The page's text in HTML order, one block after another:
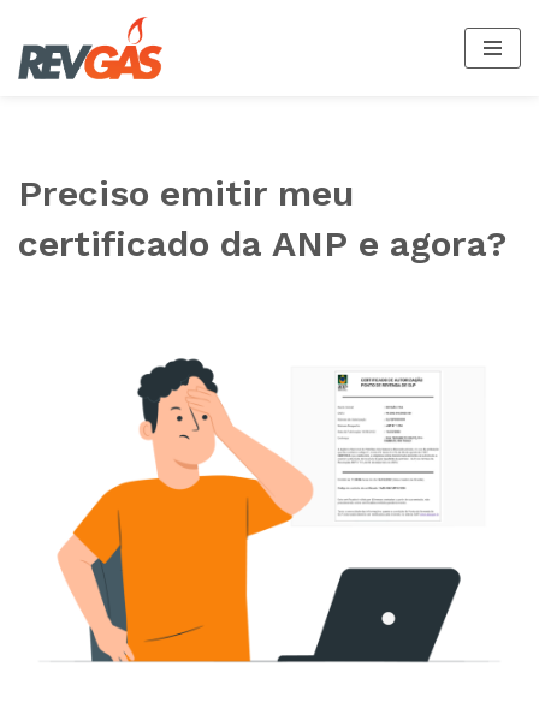
Pular
Preciso emitir meu
certificado da ANP e agora?